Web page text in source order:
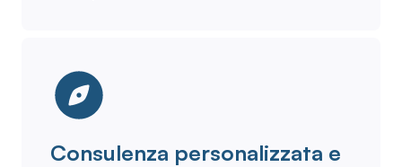
Consulenza personalizzata e